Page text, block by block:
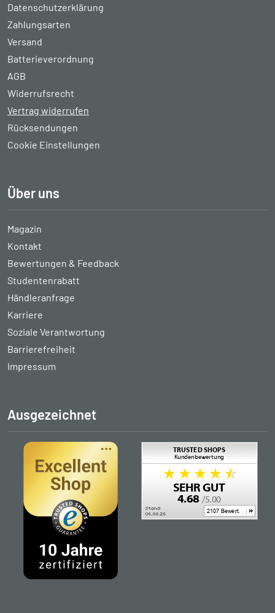
Datenschutzerklärung
Zahlungsarten
Versand
Batterieverordnung
AGB
Widerrufsrecht
Vertrag widerrufen
Rücksendungen
Cookie Einstellungen
Über uns
Magazin
Kontakt
Bewertungen & Feedback
Studentenrabatt
Händleranfrage
Karriere
Soziale Verantwortung
Barrierefreiheit
Impressum
Ausgezeichnet